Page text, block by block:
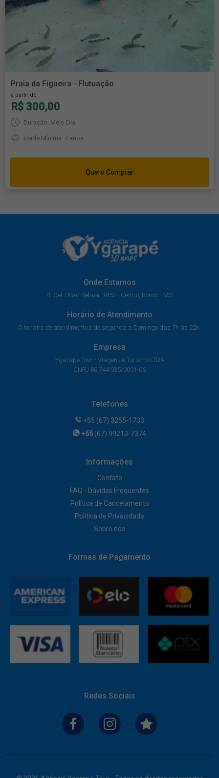
Praia da Figueira - Flutuação
à partir de
R$ 300,00
Duração: Meio Dia
Idade Mínima: 4 anos
Quero Comprar
Onde Estamos
R. Cel. Pilad Rebuá, 1853 - Centro, Bonito - MS
Horário de Atendimento
O horário de atendimento é de segunda a Domingo das 7h às 22h.
Empresa
Ygarape Tour - Viagens e Turismo LTDA
CNPJ 86.744.935/0001-06
Telefones
+55 (67) 3255-1733
+55 (67) 99213-7374
Informações
Contato
FAQ - Dúvidas Frequentes
Política de Cancelamento
Política de Privacidade
Sobre nós
Formas de Pagamento
Redes Sociais